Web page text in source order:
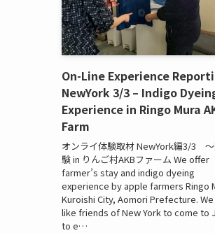
On-Line Experience
NewYork 3/3 – Indigo
Experience in Ringo Mura
Farm
オンライ体験取材 NewYork編3/3
験 in りんご村AKBファーム We offer
farmer’s stay and indigo dyeing
experience by apple farmers Ringo
Kuroishi City, Aomori Prefecture.
like friends of New York to come to
to e…